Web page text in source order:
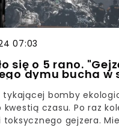
07:03
się o 5 rano.
dymu bucha w
tykającej bomby
kwestią czasu. Po raz
toksycznego gejzera.